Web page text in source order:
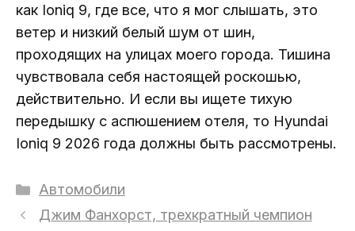
как Ioniq 9, где все, что я мог слышать, это
ветер и низкий белый шум от шин,
проходящих на улицах моего города. Тишина
чувствовала себя настоящей роскошью,
действительно. И если вы ищете тихую
передышку с аспюшением отеля, то Hyundai
Ioniq 9 2026 года должны быть рассмотрены.
Рубрики
Автомобили
Джим Фанхорст, трехкратный чемпион